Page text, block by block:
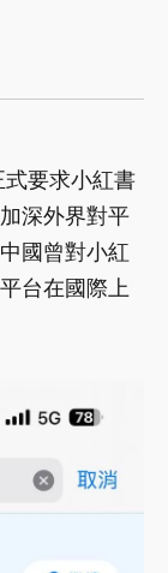
要求小紅書
深外界對平
國曾對小紅
台在國際上